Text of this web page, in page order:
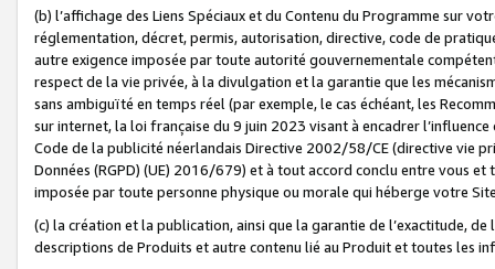
(b) l’affichage des Liens Spéciaux et du Contenu du Programme sur
réglementation, décret, permis, autorisation, directive, code de
autre exigence imposée par toute autorité gouvernementale
respect de la vie privée, à la divulgation et la garantie que les
sans ambiguïté en temps réel (par exemple, le cas échéant, les
sur internet, la loi française du 9 juin 2023 visant à encadrer
Code de la publicité néerlandais Directive 2002/58/CE (directive vie
Données (RGPD) (UE) 2016/679) et à tout accord conclu entre vous
imposée par toute personne physique ou morale qui héberge votre
(c) la création et la publication, ainsi que la garantie de l’exactitude,
descriptions de Produits et autre contenu lié au Produit et toutes les